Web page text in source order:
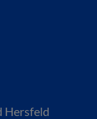
Hersfeld